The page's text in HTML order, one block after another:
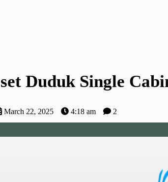
Duduk Single
March 22, 2025 4:18 am 2